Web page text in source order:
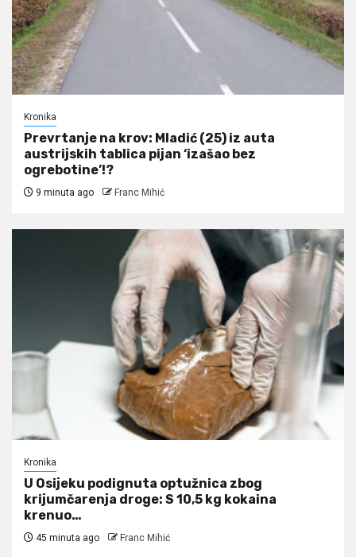
Kronika
Prevrtanje na krov: Mladić (25) iz auta
austrijskih tablica pijan ‘izašao bez
ogrebotine’!?
9 minuta ago Franc Mihić
Kronika
U Osijeku podignuta optužnica zbog
krijumčarenja droge: S 10,5 kg kokaina
krenuo…
45 minuta ago Franc Mihić